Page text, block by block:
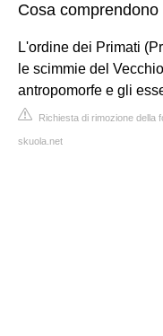
Cosa
L'ordine dei Primati
le scimmie del
antropomorfe e gli
Richiesta di rimozione della
skuola.net